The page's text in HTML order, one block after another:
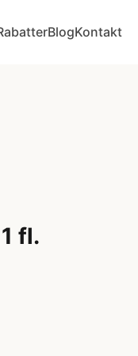
BlogKontakt
fl.